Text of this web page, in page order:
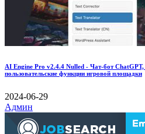
AI Engine Pro v2.4.4 Nulled - Чат-бот ChatGPT,
пользовательские функции игровой площадки
2024-06-29
Админ